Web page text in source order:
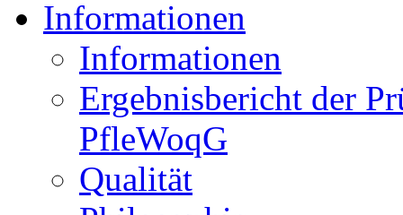
Informationen
Informationen
Ergebnisbericht der
PfleWoqG
Qualität